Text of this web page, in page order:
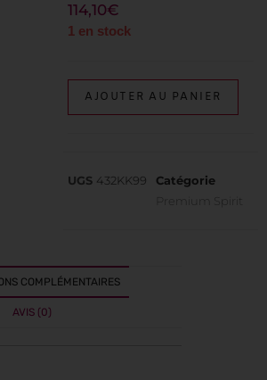
114,10€
1 en stock
AJOUTER AU PANIER
UGS 432KK99
Catégorie
Premium Spirit
COMPLÉMENTAIRES
AVIS (0)